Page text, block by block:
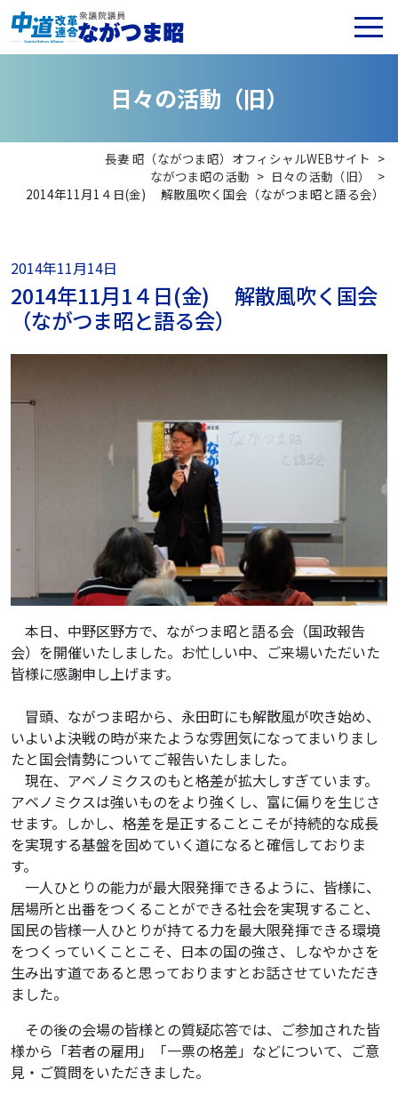
日々の活動 （旧）
長妻 昭（ながつま昭）オフィシャルWEBサイト >
ながつま昭の活動 > 日々の活動（旧）
>
2014年11月1４日(金) 解散風吹く国会（ながつま昭と語る会）
2014年11月14日
2014年11月1４日(金) 解散風吹く国会
（ながつま昭と語る会）
本日、中野区野方で、ながつま昭と語る会（国政報告
会）を開催いたしました。お忙しい中、ご来場いただいた
皆様に感謝申し上げます。
冒頭、ながつま昭から、永田町にも解散風が吹き始め、
いよいよ決戦の時が来たような雰囲気になってまいりまし
たと国会情勢についてご報告いたしました。
現在、アベノミクスのもと格差が拡大しすぎています。
アベノミクスは強いものをより強くし、富に偏りを生じさ
せます。しかし、格差を是正することこそが持続的な成長
を実現する基盤を固めていく道になると確信しておりま
す。
一人ひとりの能力が最大限発揮できるように、皆様に、
居場所と出番をつくることができる社会を実現すること、
国民の皆様一人ひとりが持てる力を最大限発揮できる環境
をつくっていくことこそ、日本の国の強さ、しなやかさを
生み出す道であると思っておりますとお話させていただき
ました。
その後の会場の皆様との質疑応答では、ご参加された皆
様から「若者の雇用」「一票の格差」などについて、ご意
見・ご質問をいただきました。